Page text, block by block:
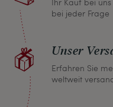
bei jeder Frage
Unser
Erfahren Sie
weltweit